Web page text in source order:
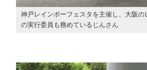
神戸レインボーフェスタを主催し、大阪の
の実行委員も務めているじんさん